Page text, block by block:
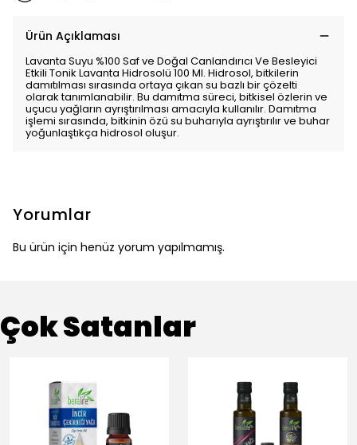
Ürün Açıklaması
Lavanta Suyu %100 Saf ve Doğal Canlandırıcı Ve Besleyici
Etkili Tonik Lavanta Hidrosolü 100 Ml. Hidrosol, bitkilerin
damıtılması sırasında ortaya çıkan su bazlı bir çözelti
olarak tanımlanabilir. Bu damıtma süreci, bitkisel özlerin ve
uçucu yağların ayrıştırılması amacıyla kullanılır. Damıtma
işlemi sırasında, bitkinin özü su buharıyla ayrıştırılır ve buhar
yoğunlaştıkça hidrosol oluşur.
Yorumlar
Bu ürün için henüz yorum yapılmamış.
Çok Satanlar